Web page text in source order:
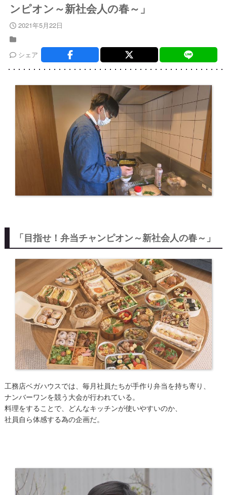
ンピオン～新社会人の春～」
2021年5月22日
シェア
「目指せ！弁当チャンピオン～新社会人の春～」
工務店ベガハウスでは、毎月社員たちが手作り弁当を持ち寄り、
ナンバーワンを競う大会が行われている。
料理をすることで、どんなキッチンが使いやすいのか、
社員自ら体感する為の企画だ。